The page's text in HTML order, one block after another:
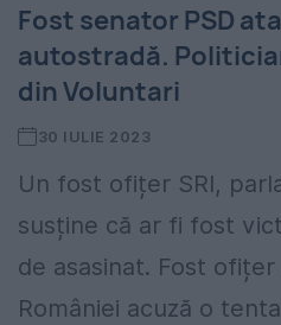
Fost senator PSD
autostradă.
din Voluntari
30 IULIE 2023
Un fost ofițer SRI,
susține că ar fi fost
de asasinat. Fost ofițer
României acuză o